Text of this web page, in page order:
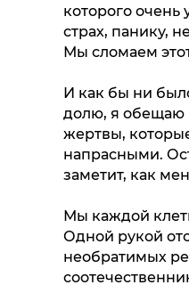
которого очень
страх, панику,
Мы сломаем
И как бы ни
долю, я обещаю
жертвы,
напрасными.
заметит, как
Мы каждой
Одной рукой
необратимых